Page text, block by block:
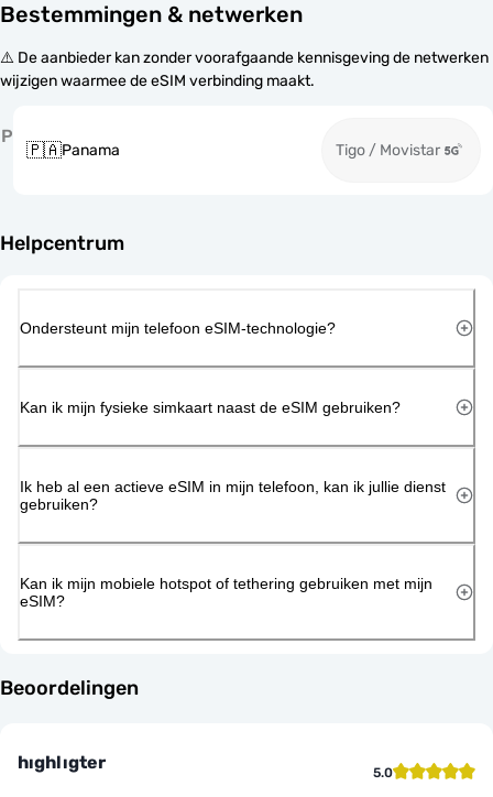
Bestemmingen & netwerken
⚠️ De aanbieder kan zonder voorafgaande kennisgeving de netwerken
wijzigen waarmee de eSIM verbinding maakt.
P
🇵🇦Panama Tigo / Movistar
Helpcentrum
Ondersteunt mijn telefoon eSIM-technologie?
Kan ik mijn fysieke simkaart naast de eSIM gebruiken?
Ik heb al een actieve eSIM in mijn telefoon, kan ik jullie dienst
gebruiken?
Kan ik mijn mobiele hotspot of tethering gebruiken met mijn
eSIM?
Beoordelingen
hıghlıgter 5.0